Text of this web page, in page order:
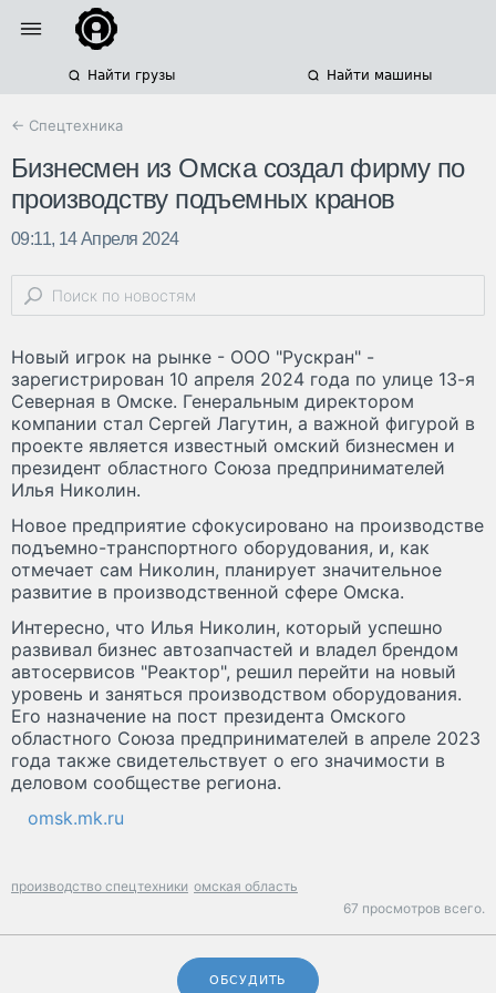
Найти грузы Найти машины
← Спецтехника
Бизнесмен из Омска создал фирму по
производству подъемных кранов
09:11, 14 Апреля 2024
Новый игрок на рынке - ООО "Рускран" -
зарегистрирован 10 апреля 2024 года по улице 13-я
Северная в Омске. Генеральным директором
компании стал Сергей Лагутин, а важной фигурой в
проекте является известный омский бизнесмен и
президент областного Союза предпринимателей
Илья Николин.
Новое предприятие сфокусировано на производстве
подъемно-транспортного оборудования, и, как
отмечает сам Николин, планирует значительное
развитие в производственной сфере Омска.
Интересно, что Илья Николин, который успешно
развивал бизнес автозапчастей и владел брендом
автосервисов "Реактор", решил перейти на новый
уровень и заняться производством оборудования.
Его назначение на пост президента Омского
областного Союза предпринимателей в апреле 2023
года также свидетельствует о его значимости в
деловом сообществе региона.
omsk.mk.ru
производство спецтехники омская область
67 просмотров всего.
ОБСУДИТЬ